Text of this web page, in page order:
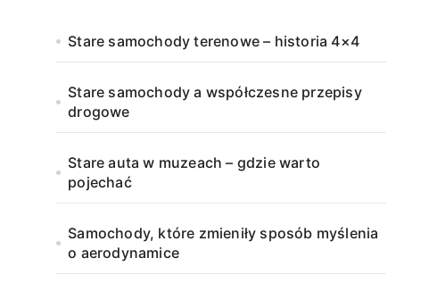
Stare samochody terenowe – historia 4×4
Stare samochody a współczesne przepisy
drogowe
Stare auta w muzeach – gdzie warto
pojechać
Samochody, które zmieniły sposób myślenia
o aerodynamice